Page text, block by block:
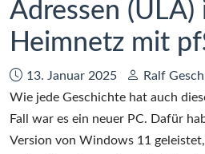
Teil
1
Adressen (ULA)
Heimnetz mit
Datum:
13. Januar 2025 Autor:
Ralf
Wie jede Geschichte hat auch
Fall war es ein neuer PC. Dafür
Version von Windows 11